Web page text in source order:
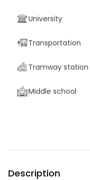
University
Transportation
Tramway station
Middle school
Description